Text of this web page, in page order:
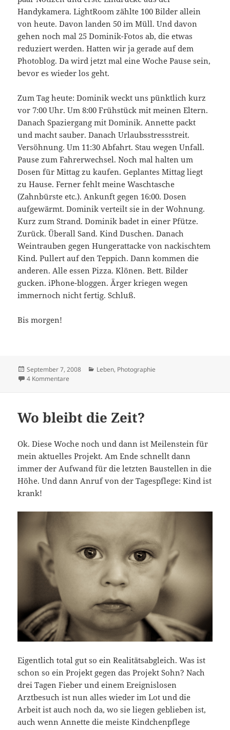
Handykamera. LightRoom zählte 100 Bilder allein
von heute. Davon landen 50 im Müll. Und davon
gehen noch mal 25 Dominik-Fotos ab, die etwas
reduziert werden. Hatten wir ja gerade auf dem
Photoblog. Da wird jetzt mal eine Woche Pause sein,
bevor es wieder los geht.
Zum Tag heute: Dominik weckt uns pünktlich kurz
vor 7:00 Uhr. Um 8:00 Frühstück mit meinen Eltern.
Danach Spaziergang mit Dominik. Annette packt
und macht sauber. Danach Urlaubsstressstreit.
Versöhnung. Um 11:30 Abfahrt. Stau wegen Unfall.
Pause zum Fahrerwechsel. Noch mal halten um
Dosen für Mittag zu kaufen. Geplantes Mittag liegt
zu Hause. Ferner fehlt meine Waschtasche
(Zahnbürste etc.). Ankunft gegen 16:00. Dosen
aufgewärmt. Dominik verteilt sie in der Wohnung.
Kurz zum Strand. Dominik badet in einer Pfütze.
Zurück. Überall Sand. Kind Duschen. Danach
Weintrauben gegen Hungerattacke von nackischtem
Kind. Pullert auf den Teppich. Dann kommen die
anderen. Alle essen Pizza. Klönen. Bett. Bilder
gucken. iPhone-bloggen. Ärger kriegen wegen
immernoch nicht fertig. Schluß.
Bis morgen!
Veröffentlicht
am
September 7, 2008 Kategorien
Leben, Photographie
4 Kommentare
Wo bleibt die Zeit?
Ok. Diese Woche noch und dann ist Meilenstein für
mein aktuelles Projekt. Am Ende schnellt dann
immer der Aufwand für die letzten Baustellen in die
Höhe. Und dann Anruf von der Tagespflege: Kind ist
krank!
Eigentlich total gut so ein Realitätsabgleich. Was ist
schon so ein Projekt gegen das Projekt Sohn? Nach
drei Tagen Fieber und einem Ereignislosen
Arztbesuch ist nun alles wieder im Lot und die
Arbeit ist auch noch da, wo sie liegen geblieben ist,
auch wenn Annette die meiste Kindchenpflege